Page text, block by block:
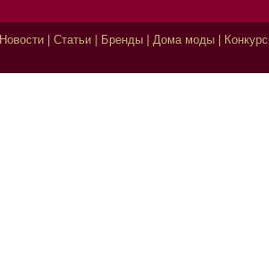
Новости| Статьи| Бренды| Дома моды|